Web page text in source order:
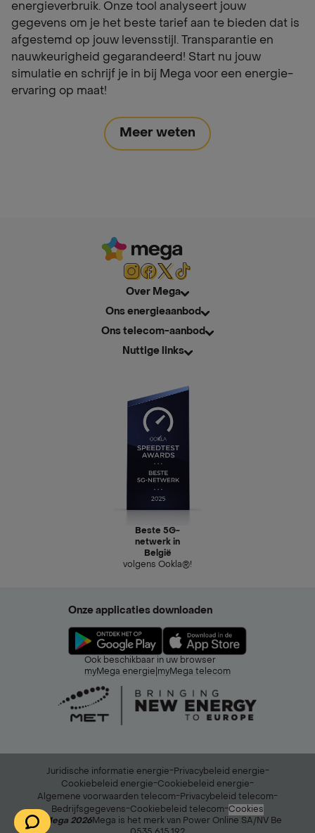
energieverbruik. Onze tool analyseert jouw
gegevens om je het beste tarief aan te bieden dat is
afgestemd op jouw levensstijl. Transparantie en
nauwkeurigheid gegarandeerd! Start nu jouw
simulatie en schrijf je in bij Mega voor een energie-
ervaring op maat!
Meer weten
Over Mega
Ons energieaanbod
Ons telecom-aanbod
Nuttige links
Beste 5G-
netwerk in
België
volgens Ookla®!
Onze applicaties downloaden
Ook beschikbaar in uw browser
myMega energie myMega telecom
Juridische informatie energie-Privacybeleid energie-
Cookiebeleid energie-Cookiebeleid energie-
Algemene voorwaarden telecom-Privacybeleid telecom-
Bedrijfsgegevens-Cookiebeleid telecom-Cookies
© Mega 2026Mega is het merk van Power Online SA/NV Be